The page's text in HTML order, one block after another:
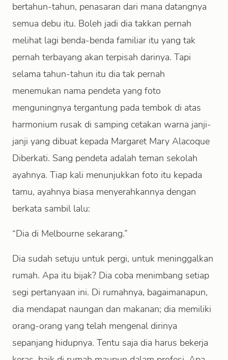
bertahun-tahun, penasaran dari mana datangnya
semua debu itu. Boleh jadi dia takkan pernah
melihat lagi benda-benda familiar itu yang tak
pernah terbayang akan terpisah darinya. Tapi
selama tahun-tahun itu dia tak pernah
menemukan nama pendeta yang foto
menguningnya tergantung pada tembok di atas
harmonium rusak di samping cetakan warna janji-
janji yang dibuat kepada Margaret Mary Alacoque
Diberkati. Sang pendeta adalah teman sekolah
ayahnya. Tiap kali menunjukkan foto itu kepada
tamu, ayahnya biasa menyerahkannya dengan
berkata sambil lalu:
“Dia di Melbourne sekarang.”
Dia sudah setuju untuk pergi, untuk meninggalkan
rumah. Apa itu bijak? Dia coba menimbang setiap
segi pertanyaan ini. Di rumahnya, bagaimanapun,
dia mendapat naungan dan makanan; dia memiliki
orang-orang yang telah mengenal dirinya
sepanjang hidupnya. Tentu saja dia harus bekerja